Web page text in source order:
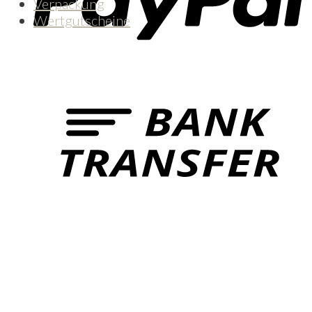
Verpackung
Wertgutscheine